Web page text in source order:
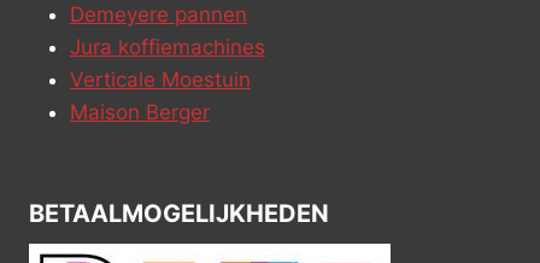
Demeyere pannen
Jura koffiemachines
Verticale Moestuin
Maison Berger
BETAALMOGELIJKHEDEN